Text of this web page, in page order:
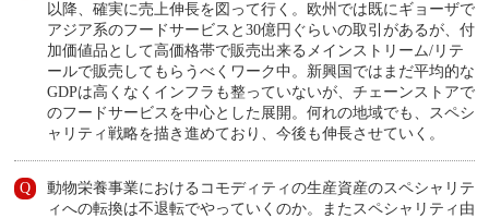
以降、確実に売上伸長を図って行く。欧州では既にギョーザで
アジア系のフードサービスと30億円ぐらいの取引があるが、付
加価値品として高価格帯で販売出来るメインストリーム/リテ
ールで販売してもらうべくワーク中。新興国ではまだ平均的な
GDPは高くなくインフラも整っていないが、チェーンストアで
のフードサービスを中心とした展開。何れの地域でも、スペシ
ャリティ戦略を描き進めており、今後も伸長させていく。
動物栄養事業におけるコモディティの生産資産のスペシャリテ
ィへの転換は不退転でやっていくのか。またスペシャリティ由